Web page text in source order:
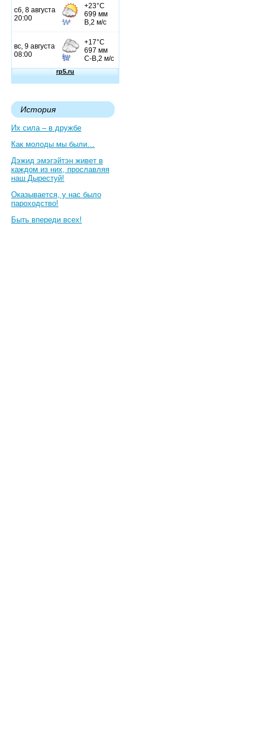
История
Их сила – в дружбе
Как молоды мы были…
Дэжид эмэгэйтэн живет в
каждом из них, прославляя
наш Дырестуй!
Оказывается, у нас было
пароходство!
Быть впереди всех!